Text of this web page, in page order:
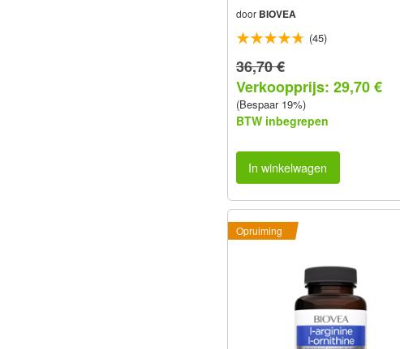
door BIOVEA
(45)
36,70 €
Verkoopprijs: 29,70 €
(Bespaar 19%)
BTW inbegrepen
In winkelwagen
Opruiming